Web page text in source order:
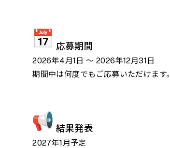
応募期間
2026年4月1日 〜 2026年12月31日
期間中は何度でもご応募いただけます。
結果発表
2027年1月予定